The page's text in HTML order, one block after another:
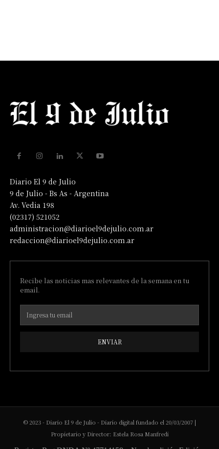
Diario El 9 de Julio
9 de Julio - Bs As - Argentina
Av. Vedia 198
(02317) 521052
administracion@diarioel9dejulio.com.ar
redaccion@diarioel9dejulio.com.ar
Recibe las noticias mas relevantes de la semana en tu
email.
ENVIAR
© 2023 - Diario El 9 de Julio - Diario digital fundado el 20/03/2007 |
Propietario y Director: Estela Rosa Manfredi